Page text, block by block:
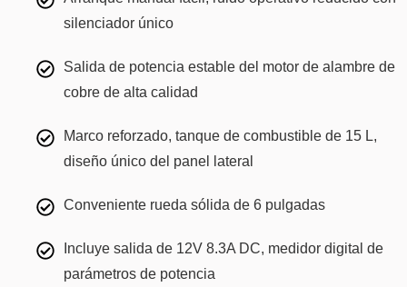
silenciador único
Salida de potencia estable del motor de alambre de
cobre de alta calidad
Marco reforzado, tanque de combustible de 15 L,
diseño único del panel lateral
Conveniente rueda sólida de 6 pulgadas
Incluye salida de 12V 8.3A DC, medidor digital de
parámetros de potencia